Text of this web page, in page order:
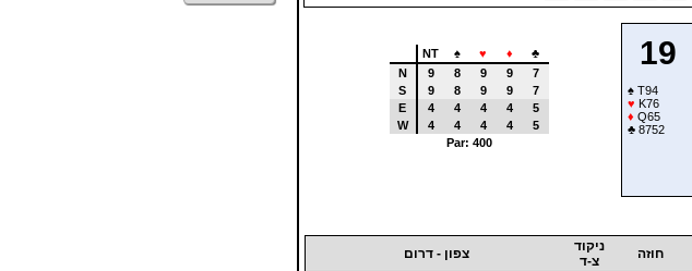
19
♠ T94
♥ K76
♦ Q65
♣ 8752
NT ♠ ♥ ♦
♣
N
9 8 9 9
7
S
9 8 9 9
7
E
4 4 4 4
5
W
4 4 4 4
5
Par: 400
חוזה
ניקוד
צ-ד
צפון - דרום